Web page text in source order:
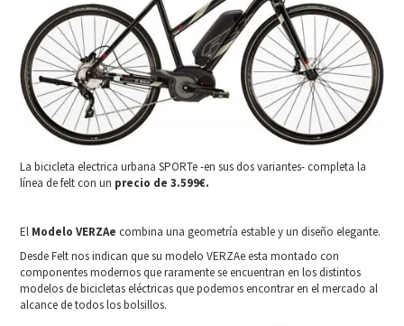
La bicicleta electrica urbana SPORTe -en sus dos variantes- completa la
línea de felt con un precio de 3.599€.
El Modelo VERZAecombina una geometría estable y un diseño elegante.
Desde Felt nos indican que su modelo VERZAe esta montado con
componentes modernos que raramente se encuentran en los distintos
modelos de bicicletas eléctricas que podemos encontrar en el mercado al
alcance de todos los bolsillos.